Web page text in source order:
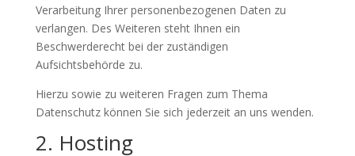
Verarbeitung Ihrer personenbezogenen Daten zu
verlangen. Des Weiteren steht Ihnen ein
Beschwerderecht bei der zuständigen
Aufsichtsbehörde zu.
Hierzu sowie zu weiteren Fragen zum Thema
Datenschutz können Sie sich jederzeit an uns wenden.
2. Hosting